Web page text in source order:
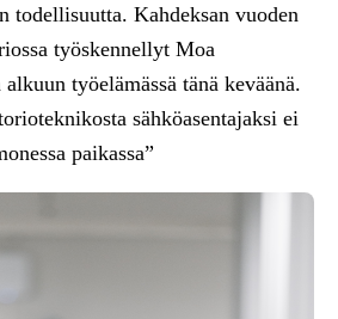
todellisuutta. Kahdeksan vuoden
työskennellyt Moa
työelämässä tänä keväänä.
sähköasentajaksi ei
paikassa”